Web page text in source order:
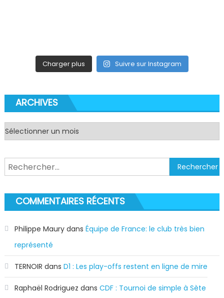
Charger plus Suivre sur Instagram
ARCHIVES
Archives
Rechercher :
COMMENTAIRES RÉCENTS
Philippe Maurydans Équipe de France: le club très bien
représenté
TERNOIR dans D1 : Les play-offs restent en ligne de mire
Raphaël Rodriguez dans CDF : Tournoi de simple à Sète